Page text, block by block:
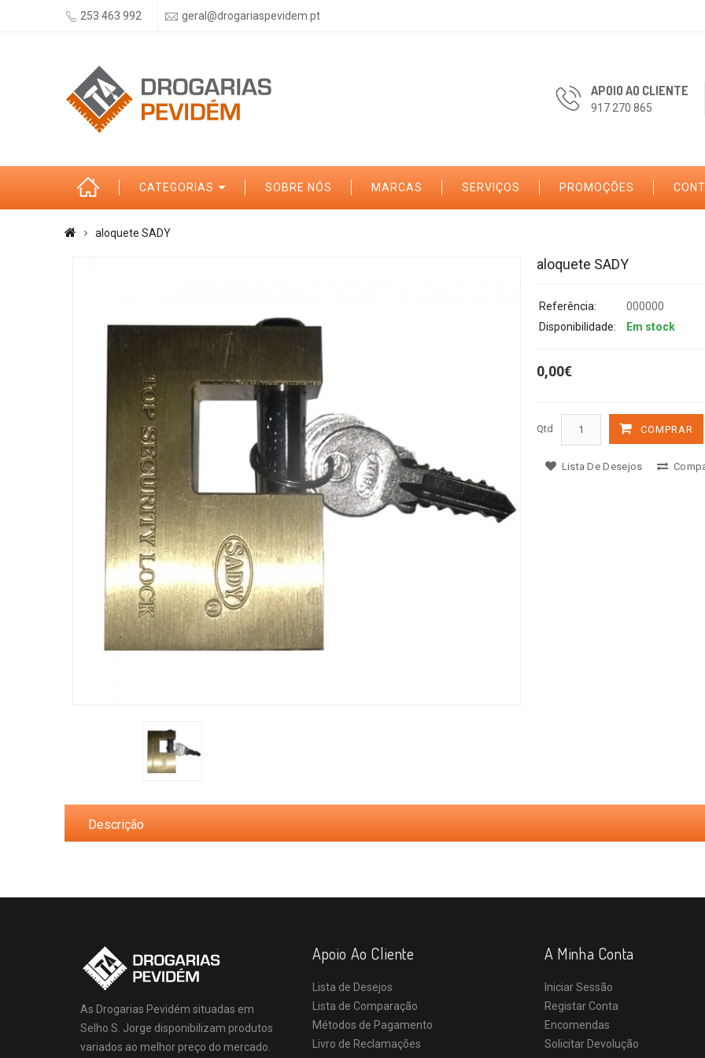
253 463 992 geral@drogariaspevidem.pt
APOIO AO CLIENTE
917 270 865
CATEGORIAS SOBRE NÓS MARCAS SERVIÇOS PROMOÇÕES
aloquete SADY
aloquete SADY
Referência:
000000
Disponibilidade:
Em stock
0,00€
Qtd COMPRAR
Lista De Desejos
Descrição
As Drogarias Pevidém situadas em
Selho S. Jorge disponibilizam produtos
variados ao melhor preço do mercado.
Apoio Ao Cliente
Lista de Desejos
Lista de Comparação
Métodos de Pagamento
Livro de Reclamações
A Minha Conta
Iniciar Sessão
Registar Conta
Encomendas
Solicitar Devolução